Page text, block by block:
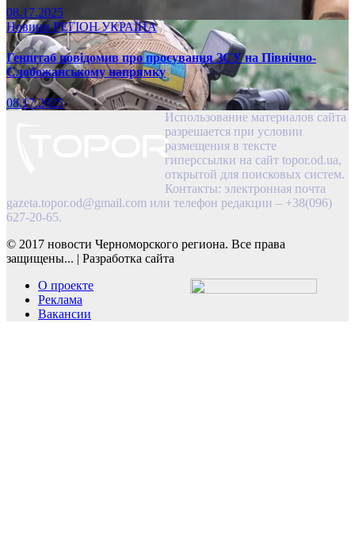
08.17.2025
НовиниРЕГІОНУКРАЇНА
Генштаб повідомив про просування ЗСУ на Північно-
Слобожанському напрямку
08.17.2025
Использование материалов сайта
разрешается при условии
размещения в тексте
гиперссылки на сайт topor.od.ua,
открытой для поисковых систем.
Контакты: электронная почта
gazeta.topor.od@gmail.com или телефон редакции – +38(096)
627-20-65.
© 2017 новости Черноморского региона. Все права
защищены... | Разработка сайта
О проекте
Реклама
Вакансии